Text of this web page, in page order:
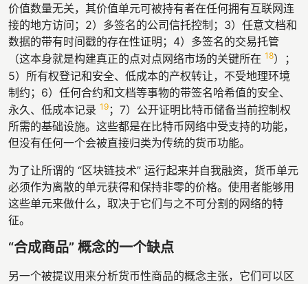
价值数量无关，其价值单元可被持有者在任何拥有互联网连
接的地方访问；2）多签名的公司信托控制；3）任意文档和
数据的带有时间戳的存在性证明；4）多签名的交易托管
（这本身就是构建真正的点对点网络市场的关键所在 18）；
5）所有权登记和安全、低成本的产权转让，不受地理环境
制约；6）任何合约和文档等事物的带签名哈希值的安全、
永久、低成本记录 19 ；7）公开证明比特币储备当前控制权
所需的基础设施。这些都是在比特币网络中受支持的功能，
但没有任何一个会被直接归类为传统的货币功能。
为了让所谓的 “区块链技术” 运行起来并自我融资，货币单元
必须作为离散的单元获得和保持非零的价格。使用者能够用
这些单元来做什么，取决于它们与之不可分割的网络的特
征。
“合成商品” 概念的一个缺点
另一个被提议用来分析货币性商品的概念主张，它们可以区